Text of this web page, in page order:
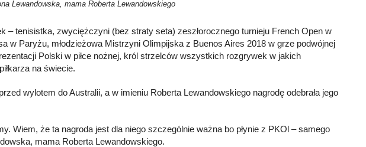
Lewandowska, mama Roberta Lewandowskiego
– tenisistka, zwyciężczyni (bez straty seta) zeszłorocznego turnieju French Open w
w Paryżu, młodzieżowa Mistrzyni Olimpijska z Buenos Aires 2018 w grze podwójnej
Polski w piłce nożnej, król strzelców wszystkich rozgrywek w jakich
na świecie.
wylotem do Australii, a w imieniu Roberta Lewandowskiego nagrodę odebrała jego
Wiem, że ta nagroda jest dla niego szczególnie ważna bo płynie z PKOl – samego
mama Roberta Lewandowskiego.